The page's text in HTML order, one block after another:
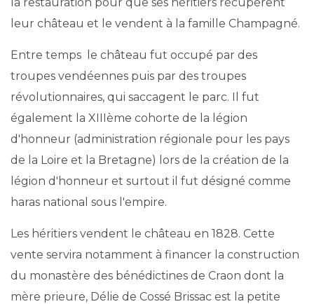
leur château et le vendent à la famille Champagné.
Entre temps le château fut occupé par des
troupes vendéennes puis par des troupes
révolutionnaires, qui saccagent le parc. Il fut
également la XIIIème cohorte de la légion
d'honneur (administration régionale pour les pays
de la Loire et la Bretagne) lors de la création de la
légion d'honneur et surtout il fut désigné comme
haras national sous l'empire.
Les héritiers vendent le château en 1828. Cette
vente servira notamment à financer la construction
du monastère des bénédictines de Craon dont la
mère prieure, Délie de Cossé Brissac est la petite